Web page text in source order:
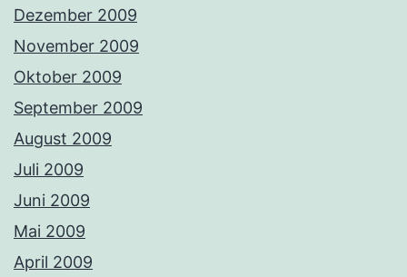
Dezember 2009
November 2009
Oktober 2009
September 2009
August 2009
Juli 2009
Juni 2009
Mai 2009
April 2009